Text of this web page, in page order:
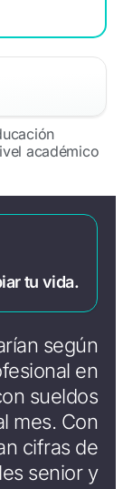
académico
tu vida.
según
en
sueldos
mes. Con
cifras de
senior y